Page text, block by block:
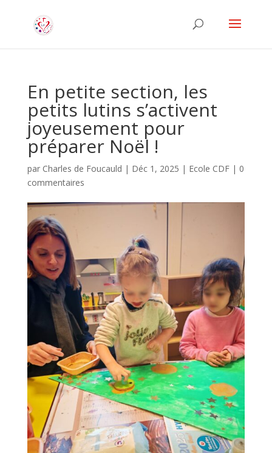
En petite section, les
petits lutins s’activent
joyeusement pour
préparer Noël !
par Charles de Foucauld | Déc 1, 2025 | Ecole CDF| 0
commentaires